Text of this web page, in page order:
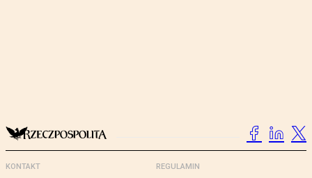
KONTAKT REGULAMIN